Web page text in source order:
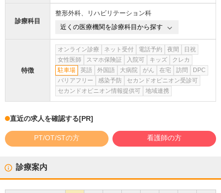
診療科目
整形外科、
リハビリテーション科
近くの医療機関を診療科目から探す
特徴
オンライン診療 ネット受付 電話予約 夜間
日祝
女性医師
スマホ保険証 入院可 キッズ
クレカ
駐車場
英語 外国語 大病院 がん 在宅 訪問
DPC
バリアフリー
感染予防
セカンドオピニオン受診可
セカンドオピニオン情報提供可
地域連携
直近の求人を確認する[PR]
PT/OT/STの方 看護師の方
診療案内